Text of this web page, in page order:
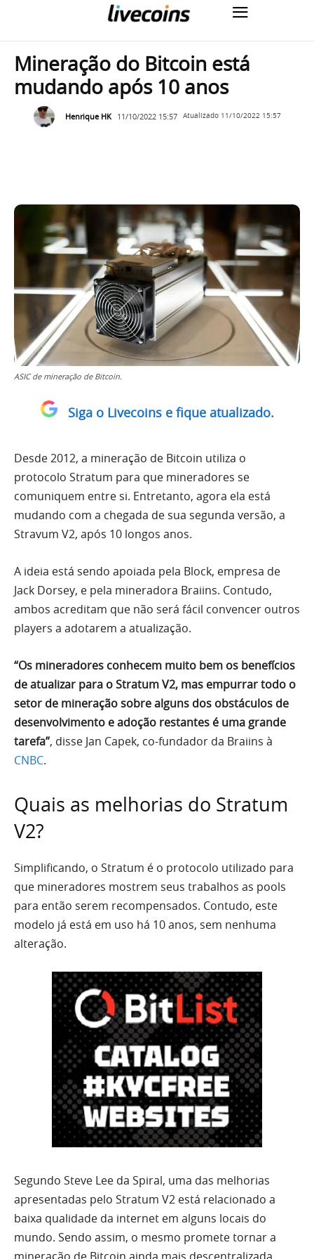
Mineração do Bitcoin está
mudando após 10 anos
Henrique HK 11/10/2022 15:57 Atualizado 11/10/2022 15:57
ASIC de mineração de Bitcoin.
Siga o Livecoins e fique atualizado.
Desde 2012, a mineração de Bitcoin utiliza o
protocolo Stratum para que mineradores se
comuniquem entre si. Entretanto, agora ela está
mudando com a chegada de sua segunda versão, a
Stravum V2, após 10 longos anos.
A ideia está sendo apoiada pela Block, empresa de
Jack Dorsey, e pela mineradora Braiins. Contudo,
ambos acreditam que não será fácil convencer outros
players a adotarem a atualização.
“Os mineradores conhecem muito bem os benefícios
de atualizar para o Stratum V2, mas empurrar todo o
setor de mineração sobre alguns dos obstáculos de
desenvolvimento e adoção restantes é uma grande
tarefa”, disse Jan Capek, co-fundador da Braiins à
CNBC.
Quais as melhorias do Stratum
V2?
Simplificando, o Stratum é o protocolo utilizado para
que mineradores mostrem seus trabalhos as pools
para então serem recompensados. Contudo, este
modelo já está em uso há 10 anos, sem nenhuma
alteração.
Segundo Steve Lee da Spiral, uma das melhorias
apresentadas pelo Stratum V2 está relacionado a
baixa qualidade da internet em alguns locais do
mundo. Sendo assim, o mesmo promete tornar a